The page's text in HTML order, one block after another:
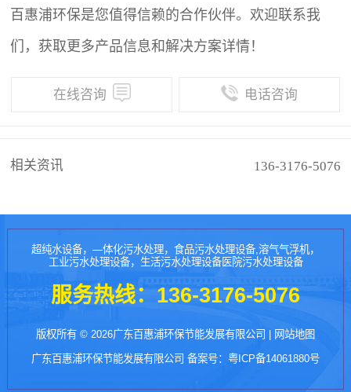
百惠浦环保是您值得信赖的合作伙伴。欢迎联系我
们，获取更多产品信息和解决方案详情！
在线咨询 电话咨询
相关资讯 136-3176-5076
超纯水设备，—体化污水处理，食品污水处理设备,溶气气浮机，
工业污水处理设备，生活污水处理设备医院污水处理设备
服务热线：136-3176-5076
版权所有 © 2026广东百惠浦环保节能发展有限公司 | 网站地图
广东百惠浦环保节能发展有限公司 备案号： 粤ICP备14061880号